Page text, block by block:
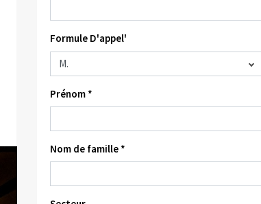
Formule D'appel'
Prénom *
Nom de famille *